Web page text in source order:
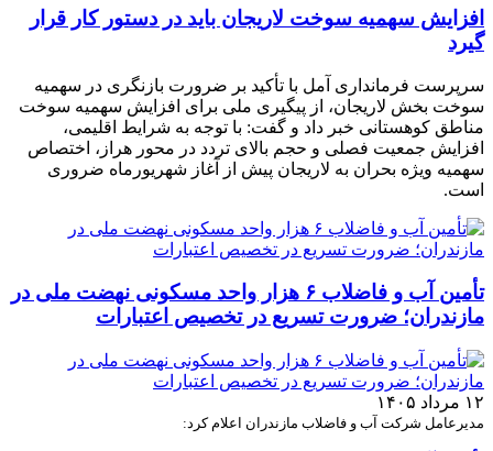
افزایش سهمیه سوخت لاریجان باید در دستور کار قرار
گیرد
سرپرست فرمانداری آمل با تأکید بر ضرورت بازنگری در سهمیه
سوخت بخش لاریجان، از پیگیری ملی برای افزایش سهمیه سوخت
مناطق کوهستانی خبر داد و گفت: با توجه به شرایط اقلیمی،
افزایش جمعیت فصلی و حجم بالای تردد در محور هراز، اختصاص
سهمیه ویژه بحران به لاریجان پیش از آغاز شهریورماه ضروری
است.
تأمین آب و فاضلاب ۶ هزار واحد مسکونی نهضت ملی در
مازندران؛ ضرورت تسریع در تخصیص اعتبارات
۱۲ مرداد ۱۴۰۵
مدیرعامل شرکت آب و فاضلاب مازندران اعلام کرد: